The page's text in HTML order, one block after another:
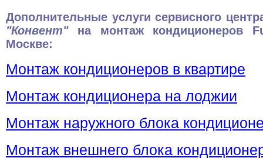
Дополнительные услуги сервисного
"Конвент"на монтаж кондиционеров
Москве:
Монтаж кондиционеров в квартире
Монтаж кондиционера на лоджии
Монтаж наружного блока
Монтаж внешнего блока